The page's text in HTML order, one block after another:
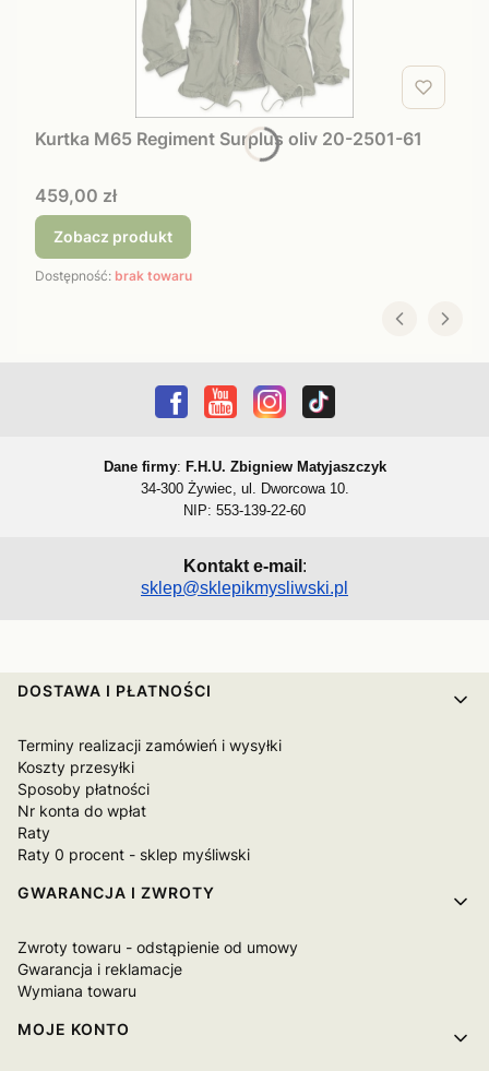
Kurtka M65 Regiment Surplus oliv 20-2501-61
Cena
459,00 zł
Zobacz produkt
Dostępność: brak towaru
Dane firmy: F.H.U. Zbigniew Matyjaszczyk
34-300 Żywiec, ul. Dworcowa 10.
NIP: 553-139-22-60
Kontakt e-mail :
sklep@sklepikmysliwski.pl
Linki w stopce
DOSTAWA I PŁATNOŚCI
Terminy realizacji zamówień i wysyłki
Koszty przesyłki
Sposoby płatności
Nr konta do wpłat
Raty
Raty 0 procent - sklep myśliwski
GWARANCJA I ZWROTY
Zwroty towaru - odstąpienie od umowy
Gwarancja i reklamacje
Wymiana towaru
MOJE KONTO